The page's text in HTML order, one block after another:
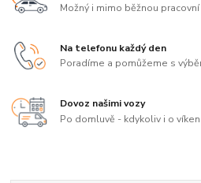
Možný i mimo běžnou
Na telefonu každý den
Poradíme a pomůžeme s
Dovoz našimi vozy
Po domluvě - kdykoliv i o